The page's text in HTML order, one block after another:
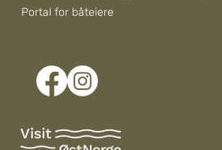
Portal for båteiere